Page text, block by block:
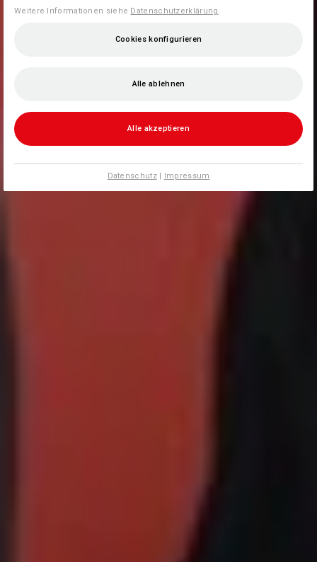
Weitere Informationen siehe Datenschutzerklärung
Cookies konfigurieren
Alle ablehnen
Alle akzeptieren
Datenschutz| Impressum